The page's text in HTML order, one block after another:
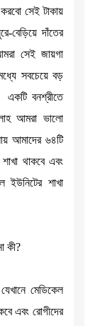
সেই টাকায়
বেড়িয়ে দাঁতের
সেই জায়গা
সবচেয়ে বড়
একটি বনশ্রীতে
আমরা ভালো
আমাদের ৬৪টি
থাকবে এবং
ইউনিটের শাখা
কী?
মেডিকেল
এবং রোগীদের